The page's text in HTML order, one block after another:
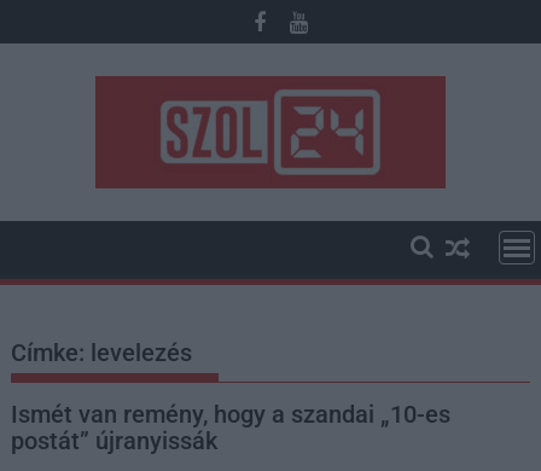
to
Címke: levelezés
Ismét van remény, hogy a szandai „10-es
postát” újranyissák